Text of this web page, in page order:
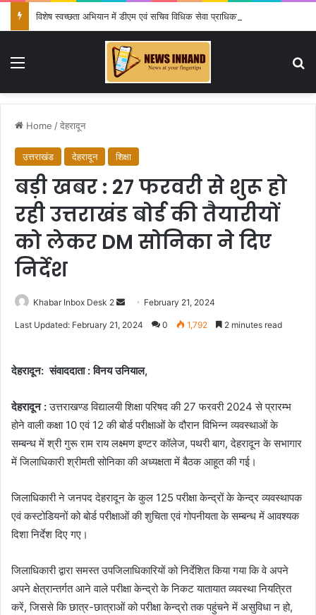
Menu
Home /देहरादून
उत्तराखंड देहरादून शिक्षा
बड़ी खबर : 27 फरवरी से शुरू हो
रही उत्तराखंड बोर्ड की तैयारीयों
को लेकर DM सोनिका ने दिए
निर्देश
Khabar Inbox Desk 2
Send February 21, 2024
Last Updated: February 21, 2024 0 1,792 2 minutes read
देहरादून: संवाददाता : विनय उनियाल,
देहरादून :उत्तराखण्ड विद्यालयी शिक्षा परिषद की 27 फरवरी 2024 से प्रारम्भ
होने वाली कक्षा 10 एवं 12 की बोर्ड परीक्षाओं के दौरान विभिन्न व्यवस्थाओं के
सम्बन्ध में श्री गुरू राम राय लक्ष्मण इण्टर कॉलेज, पथरी बाग, देहरादून के सभागार
में जिलाधिकारी श्रीमती सोनिका की अध्यक्षता में बैठक आहूत की गई।
जिलाधिकारी ने जनपद देहरादून के कुल 125 परीक्षा केन्द्रों के केन्द्र व्यवस्थापक
एवं कस्टोडियनों को बोर्ड परीक्षाओं की शुचिता एवं गोपनीयता के सम्बन्ध में आवश्यक
दिशा निर्देश दिए गए।
जिलाधिकारी द्वारा समस्त उपजिलाधिकारियों को निर्देशित किया गया कि वे अपने
अपने क्षेत्रान्तर्गत आने वाले परीक्षा केन्द्रो के निकट यातायात व्यवस्था नियत्रित
करें, जिससे कि छात्र-छात्राओं को परीक्षा केन्द्रो तक पहुंचने में असुविधा न हो,